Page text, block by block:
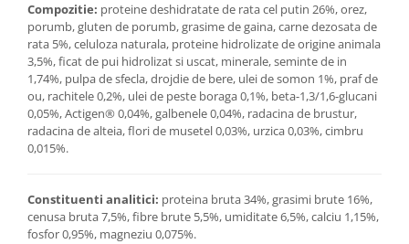
Compozitie: proteine deshidratate de rata cel putin 26%, orez,
porumb, gluten de porumb, grasime de gaina, carne dezosata de
rata 5%, celuloza naturala, proteine hidrolizate de origine animala
3,5%, ficat de pui hidrolizat si uscat, minerale, seminte de in
1,74%, pulpa de sfecla, drojdie de bere, ulei de somon 1%, praf de
ou, rachitele 0,2%, ulei de peste boraga 0,1%, beta-1,3/1,6-glucani
0,05%, Actigen® 0,04%, galbenele 0,04%, radacina de brustur,
radacina de alteia, flori de musetel 0,03%, urzica 0,03%, cimbru
0,015%.
Constituenti analitici: proteina bruta 34%, grasimi brute 16%,
cenusa bruta 7,5%, fibre brute 5,5%, umiditate 6,5%, calciu 1,15%,
fosfor 0,95%, magneziu 0,075%.